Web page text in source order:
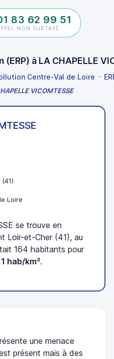
83 62 99 51
NON SURTAXÉ
à LA CHAPELLE
Centre-Val de Loire
VICOMTESSE
Loire
se trouve en
Loir-et-Cher (41), au
164 habitants pour
hab/km².
une menace
présent mais à des